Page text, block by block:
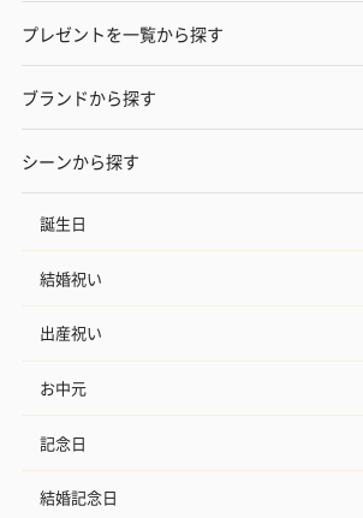
プレゼントを一覧から探す
ブランドから探す
シーンから探す
誕生日
結婚祝い
出産祝い
お中元
記念日
結婚記念日